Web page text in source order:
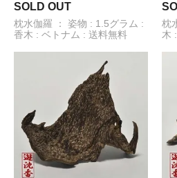
SOLD OUT
枕水伽羅 ： 姿物 : 1.5グラム :
香木 : ベトナム : 送料無料
枕
木